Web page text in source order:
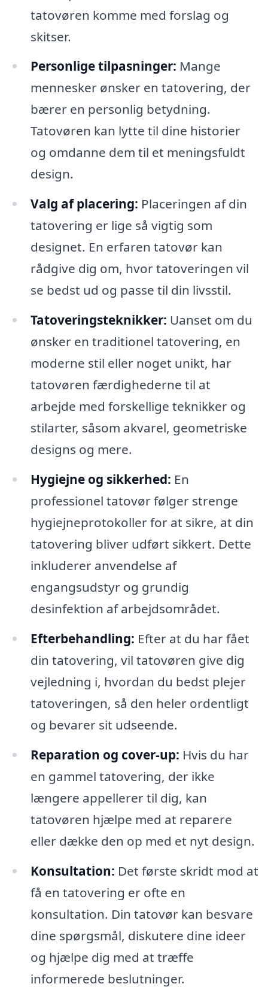
tatovøren komme med forslag og
skitser.
Personlige tilpasninger: Mange
mennesker ønsker en tatovering, der
bærer en personlig betydning.
Tatovøren kan lytte til dine historier
og omdanne dem til et meningsfuldt
design.
Valg af placering: Placeringen af din
tatovering er lige så vigtig som
designet. En erfaren tatovør kan
rådgive dig om, hvor tatoveringen vil
se bedst ud og passe til din livsstil.
Tatoveringsteknikker: Uanset om du
ønsker en traditionel tatovering, en
moderne stil eller noget unikt, har
tatovøren færdighederne til at
arbejde med forskellige teknikker og
stilarter, såsom akvarel, geometriske
designs og mere.
Hygiejne og sikkerhed: En
professionel tatovør følger strenge
hygiejneprotokoller for at sikre, at din
tatovering bliver udført sikkert. Dette
inkluderer anvendelse af
engangsudstyr og grundig
desinfektion af arbejdsområdet.
Efterbehandling: Efter at du har fået
din tatovering, vil tatovøren give dig
vejledning i, hvordan du bedst plejer
tatoveringen, så den heler ordentligt
og bevarer sit udseende.
Reparation og cover-up: Hvis du har
en gammel tatovering, der ikke
længere appellerer til dig, kan
tatovøren hjælpe med at reparere
eller dække den op med et nyt design.
Konsultation: Det første skridt mod at
få en tatovering er ofte en
konsultation. Din tatovør kan besvare
dine spørgsmål, diskutere dine ideer
og hjælpe dig med at træffe
informerede beslutninger.